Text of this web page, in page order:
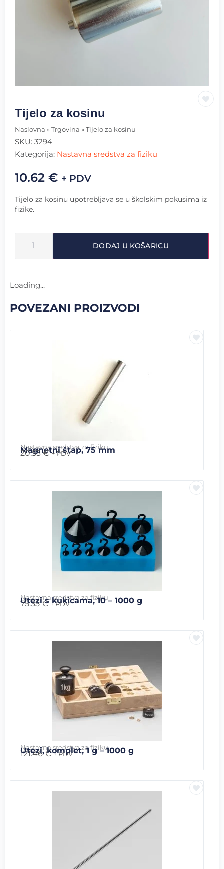
Tijelo za kosinu
Naslovna » Trgovina » Tijelo za kosinu
SKU: 3294
Kategorija: Nastavna sredstva za fiziku
10.62 € + PDV
Tijelo za kosinu upotrebljava se u školskim pokusima iz
fizike.
DODAJ U KOŠARICU
Loading...
POVEZANI PROIZVODI
Nastavna sredstva za fiziku
Magnetni štap, 75 mm
20.53€ + PDV
Nastavna sredstva za fiziku
Utezi s kukicama, 10 – 1000 g
75.35€ + PDV
Nastavna sredstva za fiziku
Utezi, komplet, 1 g – 1000 g
121.46€ + PDV